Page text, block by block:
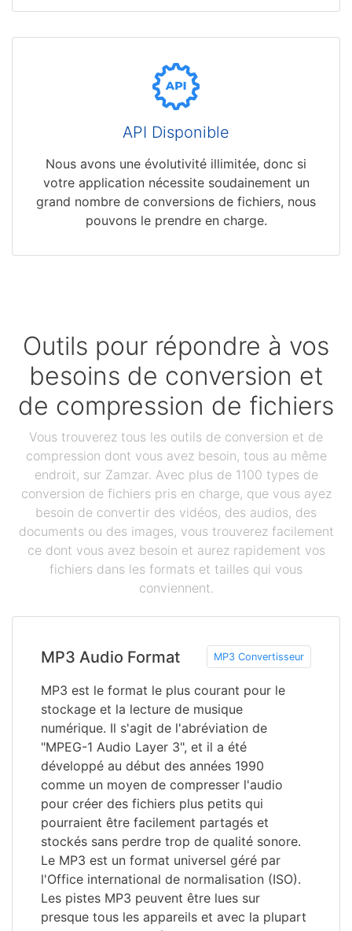
API Disponible
Nous avons une évolutivité illimitée, donc si
votre application nécessite soudainement un
grand nombre de conversions de fichiers, nous
pouvons le prendre en charge.
Outils pour répondre à vos
besoins de conversion et
de compression de fichiers
Vous trouverez tous les outils de conversion et de
compression dont vous avez besoin, tous au même
endroit, sur Zamzar. Avec plus de 1100 types de
conversion de fichiers pris en charge, que vous ayez
besoin de convertir des vidéos, des audios, des
documents ou des images, vous trouverez facilement
ce dont vous avez besoin et aurez rapidement vos
fichiers dans les formats et tailles qui vous
conviennent.
MP3 Audio Format MP3 Convertisseur
MP3 est le format le plus courant pour le
stockage et la lecture de musique
numérique. Il s'agit de l'abréviation de
"MPEG-1 Audio Layer 3", et il a été
développé au début des années 1990
comme un moyen de compresser l'audio
pour créer des fichiers plus petits qui
pourraient être facilement partagés et
stockés sans perdre trop de qualité sonore.
Le MP3 est un format universel géré par
l'Office international de normalisation (ISO).
Les pistes MP3 peuvent être lues sur
presque tous les appareils et avec la plupart